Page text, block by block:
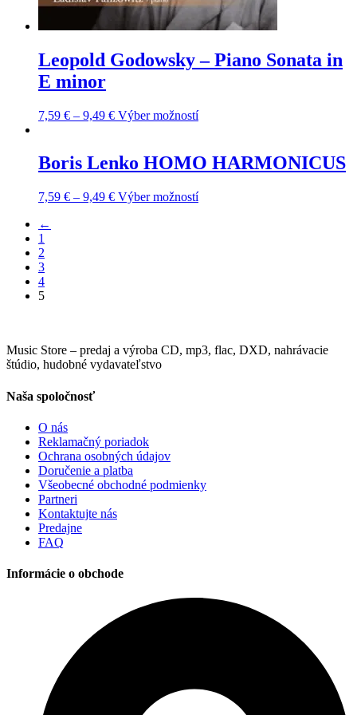
Leopold Godowsky – Piano Sonata in
E minor
7,59 € – 9,49 € Výber možnostíThis
multiple
variants.
options
Boris Lenko HOMO HARMONICUS
7,59 € – 9,49 € Výber možnostíThis
the
←
1
2
3
4
5
Music Store – predaj a výroba CD, mp3, flac, DXD, nahrávacie
štúdio, hudobné vydavateľstvo
Naša spoločnosť
O nás
Reklamačný poriadok
Ochrana osobných údajov
Doručenie a platba
Všeobecné obchodné podmienky
Partneri
Kontaktujte nás
Predajne
FAQ
Informácie o obchode